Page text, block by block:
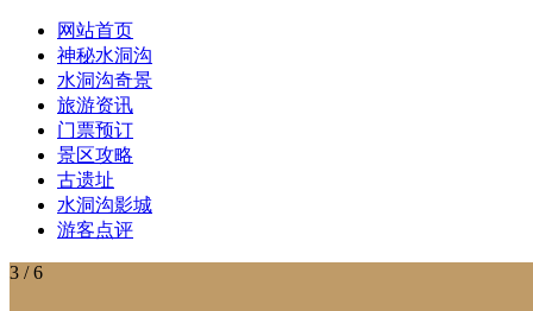
网站首页
神秘水洞沟
水洞沟奇景
旅游资讯
门票预订
景区攻略
古遗址
水洞沟影城
游客点评
3 / 6